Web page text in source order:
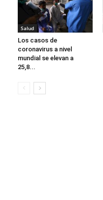
Salud
Los casos de
coronavirus a nivel
mundial se elevan a
25,8...